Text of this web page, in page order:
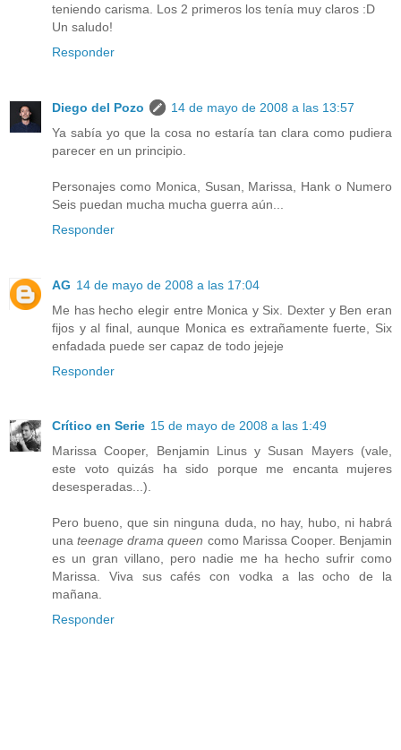
teniendo carisma. Los 2 primeros los tenía muy claros :D
Un saludo!
Responder
Diego del Pozo
14 de mayo de 2008 a las 13:57
Ya sabía yo que la cosa no estaría tan clara como pudiera
parecer en un principio.
Personajes como Monica, Susan, Marissa, Hank o Numero
Seis puedan mucha mucha guerra aún...
Responder
AG 14 de mayo de 2008 a las 17:04
Me has hecho elegir entre Monica y Six. Dexter y Ben eran
fijos y al final, aunque Monica es extrañamente fuerte, Six
enfadada puede ser capaz de todo jejeje
Responder
Crítico en Serie 15 de mayo de 2008 a las 1:49
Marissa Cooper, Benjamin Linus y Susan Mayers (vale,
este voto quizás ha sido porque me encanta mujeres
desesperadas...).
Pero bueno, que sin ninguna duda, no hay, hubo, ni habrá
unateenage drama queen como Marissa Cooper. Benjamin
es un gran villano, pero nadie me ha hecho sufrir como
Marissa. Viva sus cafés con vodka a las ocho de la
mañana.
Responder